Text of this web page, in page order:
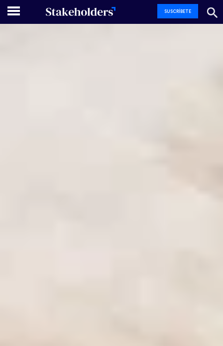
SUSCRÍBETE